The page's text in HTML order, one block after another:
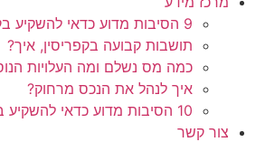
9 הסיבות מדוע כדאי להשקיע בקפריסין
תושבות קבועה בקפריסין, איך?
כמה מס נשלם ומה העלויות
איך לנהל את הנכס מרחוק?
10 הסיבות מדוע כדאי להשקיע בדירה חדשה בחו”ל בשלב הפריסייל
צור קשר